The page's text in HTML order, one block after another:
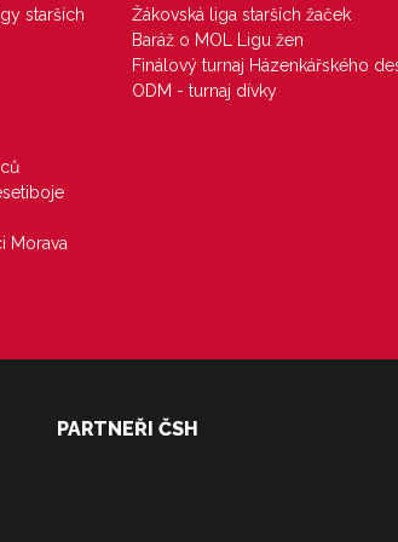
starších
Morava
Žákovská liga starších žaček
Baráž o MOL Ligu žen
Finálový turnaj Házenkářského
ODM - turnaj dívky
PARTNEŘI ČSH